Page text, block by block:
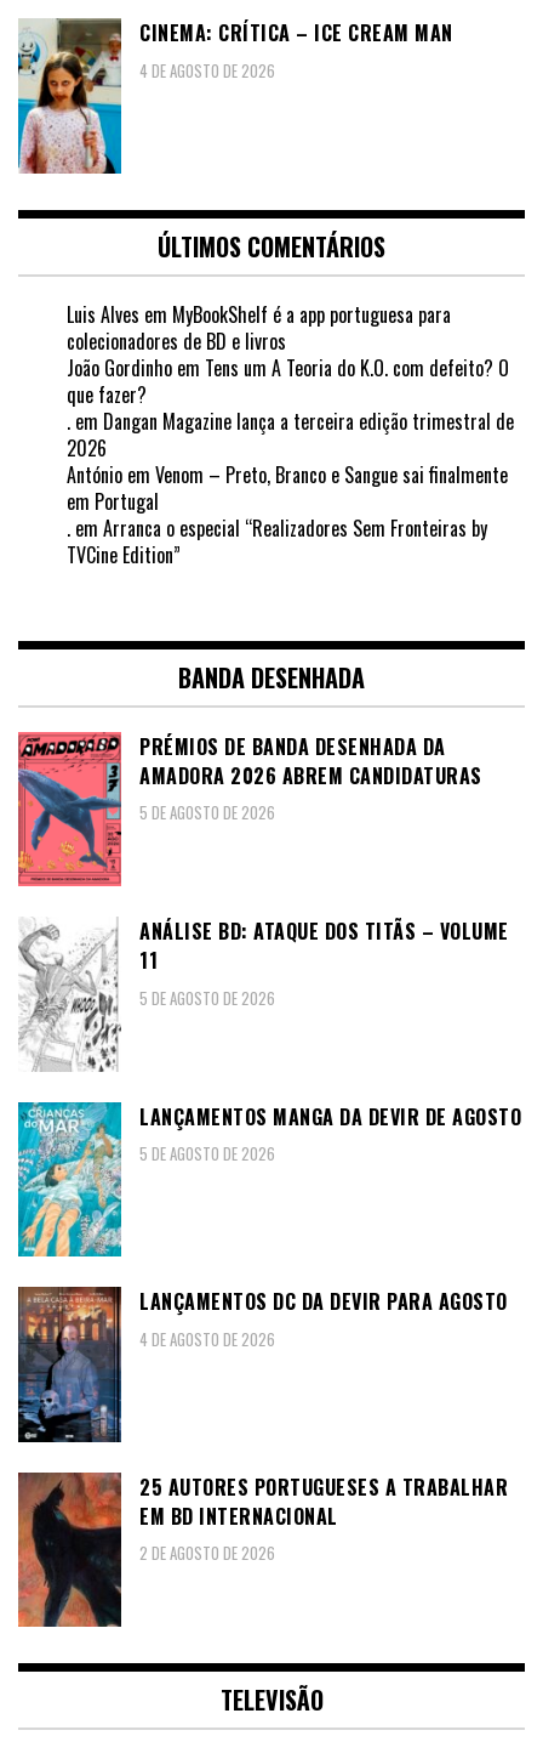
CINEMA: CRÍTICA – ICE CREAM MAN
4 DE AGOSTO DE 2026
ÚLTIMOS COMENTÁRIOS
Luis Alves em MyBookShelf é a app portuguesa para
colecionadores de BD e livros
João Gordinho em Tens um A Teoria do K.O. com defeito? O
que fazer?
. em Dangan Magazine lança a terceira edição trimestral de
2026
António em Venom – Preto, Branco e Sangue sai finalmente
em Portugal
. em Arranca o especial “Realizadores Sem Fronteiras by
TVCine Edition”
BANDA DESENHADA
PRÉMIOS DE BANDA DESENHADA DA
AMADORA 2026 ABREM CANDIDATURAS
5 DE AGOSTO DE 2026
ANÁLISE BD: ATAQUE DOS TITÃS – VOLUME
11
5 DE AGOSTO DE 2026
LANÇAMENTOS MANGA DA DEVIR DE AGOSTO
5 DE AGOSTO DE 2026
LANÇAMENTOS DC DA DEVIR PARA AGOSTO
4 DE AGOSTO DE 2026
25 AUTORES PORTUGUESES A TRABALHAR
EM BD INTERNACIONAL
2 DE AGOSTO DE 2026
TELEVISÃO